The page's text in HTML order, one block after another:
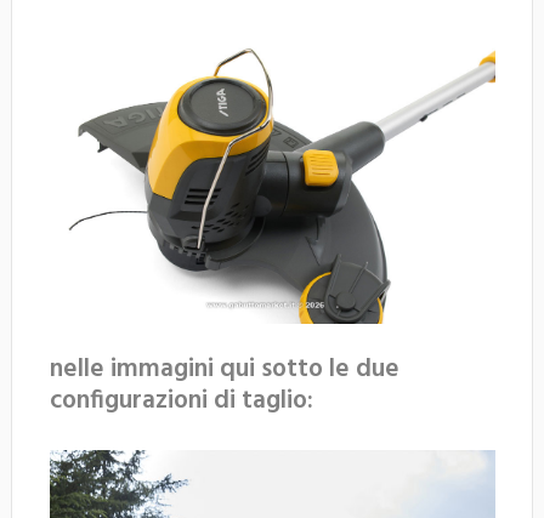
nelle immagini qui sotto le due
configurazioni di taglio: